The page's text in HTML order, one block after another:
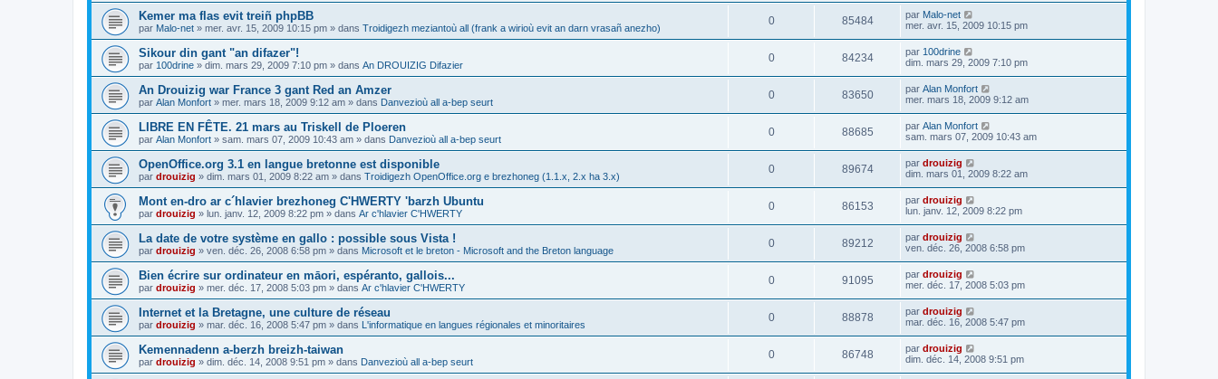
Kemer ma flas evit treiñ phpBB
par Malo-net » mer. avr. 15, 2009 10:15 pm » dans Troidigezh meziantoù all (frank a wirioù evit an darn vrasañ anezho)
0 85484 par Malo-net
mer. avr. 15, 2009 10:15 pm
Sikour din gant "an difazer"!
par 100drine » dim. mars 29, 2009 7:10 pm » dans An DROUIZIG Difazier
0 84234 par 100drine
dim. mars 29, 2009 7:10 pm
An Drouizig war France 3 gant Red an Amzer
par Alan Monfort » mer. mars 18, 2009 9:12 am » dans Danvezioù all a-bep seurt
0 83650 par Alan Monfort
mer. mars 18, 2009 9:12 am
LIBRE EN FÊTE. 21 mars au Triskell de Ploeren
par Alan Monfort » sam. mars 07, 2009 10:43 am » dans Danvezioù all a-bep seurt
0 88685 par Alan Monfort
sam. mars 07, 2009 10:43 am
OpenOffice.org 3.1 en langue bretonne est disponible
par drouizig » dim. mars 01, 2009 8:22 am » dans Troidigezh OpenOffice.org e brezhoneg (1.1.x, 2.x ha 3.x)
0 89674 par drouizig
dim. mars 01, 2009 8:22 am
Mont en-dro ar c´hlavier brezhoneg C'HWERTY 'barzh Ubuntu
par drouizig » lun. janv. 12, 2009 8:22 pm » dans Ar c'hlavier C'HWERTY
0 86153 par drouizig
lun. janv. 12, 2009 8:22 pm
La date de votre système en gallo : possible sous Vista !
par drouizig » ven. déc. 26, 2008 6:58 pm » dans Microsoft et le breton - Microsoft and the Breton language
0 89212 par drouizig
ven. déc. 26, 2008 6:58 pm
Bien écrire sur ordinateur en māori, espéranto, gallois...
par drouizig » mer. déc. 17, 2008 5:03 pm » dans Ar c'hlavier C'HWERTY
0 91095 par drouizig
mer. déc. 17, 2008 5:03 pm
Internet et la Bretagne, une culture de réseau
par drouizig » mar. déc. 16, 2008 5:47 pm » dans L'informatique en langues régionales et minoritaires
0 88878 par drouizig
mar. déc. 16, 2008 5:47 pm
Kemennadenn a-berzh breizh-taiwan
par drouizig » dim. déc. 14, 2008 9:51 pm » dans Danvezioù all a-bep seurt
0 86748 par drouizig
dim. déc. 14, 2008 9:51 pm